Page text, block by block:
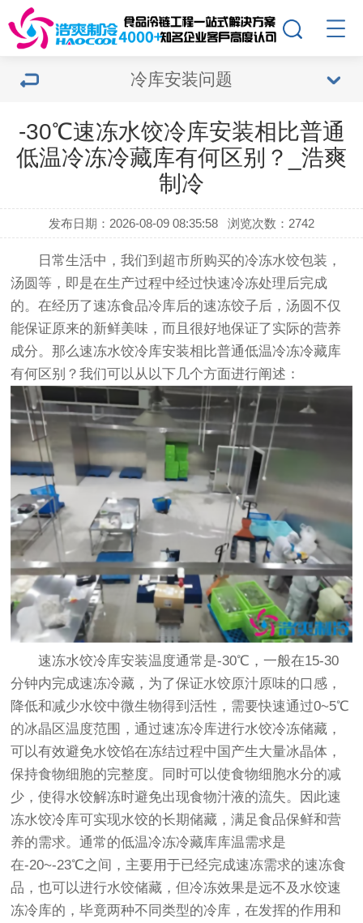
冷库安装问题
-30℃速冻水饺冷库安装相比普通
低温冷冻冷藏库有何区别？_浩爽
制冷
发布日期：2026-08-09 08:35:58 浏览次数：2742
日常生活中，我们到超市所购买的冷冻水饺包装，
汤圆等，即是在生产过程中经过快速冷冻处理后完成
的。在经历了速冻食品冷库后的速冻饺子后，汤圆不仅
能保证原来的新鲜美味，而且很好地保证了实际的营养
成分。那么速冻水饺冷库安装相比普通低温冷冻冷藏库
有何区别？我们可以从以下几个方面进行阐述：
速冻水饺冷库安装温度通常是-30℃，一般在15-30
分钟内完成速冻冷藏，为了保证水饺原汁原味的口感，
降低和减少水饺中微生物得到活性，需要快速通过0~5℃
的冰晶区温度范围，通过速冻冷库进行水饺冷冻储藏，
可以有效避免水饺馅在冻结过程中国产生大量冰晶体，
保持食物细胞的完整度。同时可以使食物细胞水分的减
少，使得水饺解冻时避免出现食物汁液的流失。因此速
冻水饺冷库可实现水饺的长期储藏，满足食品保鲜和营
养的需求。通常的低温冷冻冷藏库库温需求是
在-20~-23℃之间，主要用于已经完成速冻需求的速冻食
品，也可以进行水饺储藏，但冷冻效果是远不及水饺速
冻冷库的，毕竟两种不同类型的冷库，在发挥的作用和